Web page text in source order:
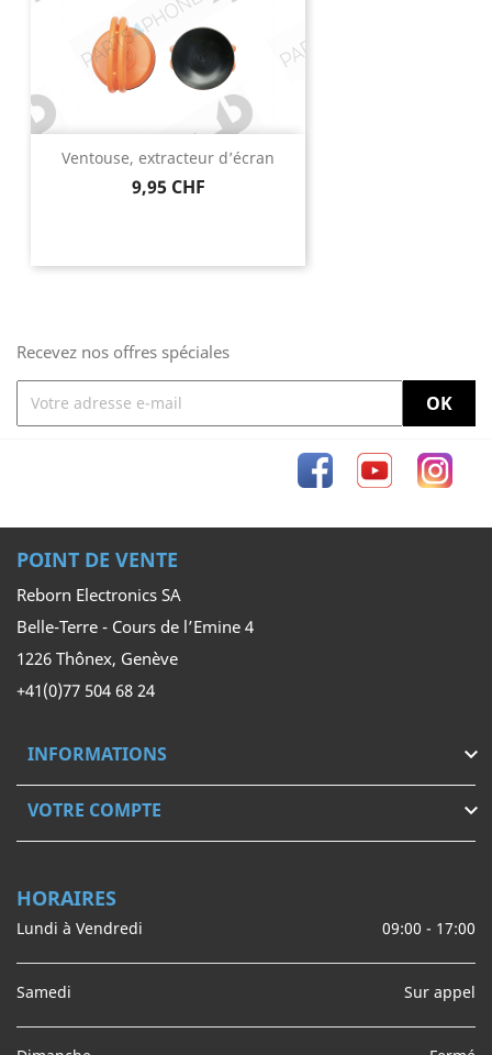
Ventouse, extracteur d’écran
Prix
9,95 CHF
Recevez nos offres spéciales
FacebookYouTube
POINT DE VENTE
Reborn Electronics SA
Belle-Terre - Cours de l’Emine 4
1226 Thônex, Genève
+41(0)77 504 68 24
INFORMATIONS 
VOTRE COMPTE 
HORAIRES
Lundi à Vendredi 09:00 - 17:00
Samedi Sur appel